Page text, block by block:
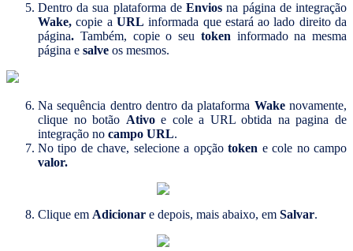
Dentro da sua plataforma deEnviosna página de integração
Wake,copie a URL informada que estará ao lado direito da
página. Também, copie o seu token informado na mesma
página e salve os mesmos.
Na sequência dentro dentro da plataforma Wakenovamente,
clique no botão Ativoe cole a URL obtida na pagina de
integração no campo URL.
No tipo de chave, selecione a opçãotoken e cole no campo
valor.
Clique em Adicionar e depois, mais abaixo, em Salvar.